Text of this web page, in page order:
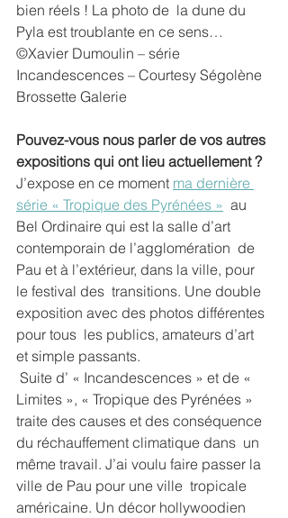
bien réels ! La photo de  la dune du
Pyla est troublante en ce sens…
©Xavier Dumoulin – série
Incandescences – Courtesy Ségolène
Brossette Galerie
Pouvez-vous nous parler de vos autres
expositions qui ont lieu actuellement ?
J’expose en ce moment ma dernière
série « Tropique des Pyrénées »
  au
Bel Ordinaire qui est la salle d’art
contemporain de l’agglomération  de
Pau et à l’extérieur, dans la ville, pour
le festival des  transitions. Une double
exposition avec des photos différentes
pour tous  les publics, amateurs d’art
et simple passants.
Limites », « Tropique des Pyrénées »
traite des causes et des conséquence
du réchauffement climatique dans  un
même travail. J’ai voulu faire passer la
ville de Pau pour une ville  tropicale
américaine. Un décor hollywoodien